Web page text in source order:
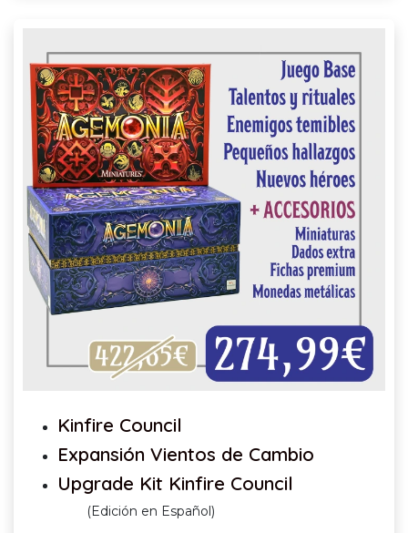
Kinfire Council
Expansión Vientos de Cambio
Upgrade Kit Kinfire Council
(Edición en Español)